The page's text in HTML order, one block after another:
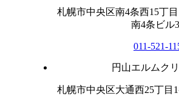
札幌市中央区南4条西15丁
南4条ビル
011-521-
円山エルムク
札幌市中央区大通西25丁目